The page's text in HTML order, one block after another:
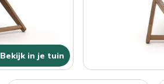
Bekijk in je tuin